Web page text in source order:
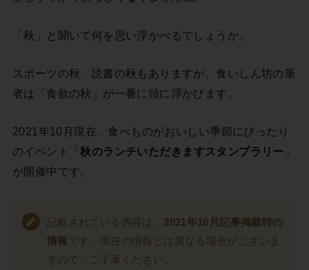
「秋」と聞いて何を思い浮かべるでしょうか。
スポーツの秋、読書の秋もありますが、食いしん坊の筆
者は「食欲の秋」が一番に頭に浮かびます。
2021年10月現在、食べものがおいしい季節にぴったり
のイベント「秋のランチいただきますスタンプラリー
が開催中です。
記載されている内容は、 2021年10月記事掲載時の
情報です。現在の情報とは異なる場合がございま
すので、ご了承ください。